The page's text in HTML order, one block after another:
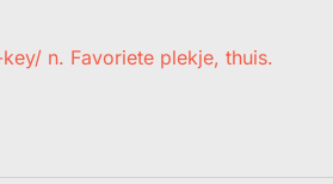
n. Favoriete plekje, thuis.